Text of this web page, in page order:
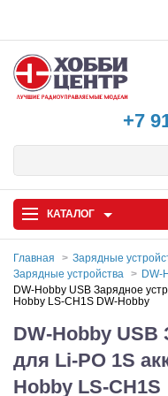
+7
КАТАЛОГ
Автомодели
Запчасти и аксессуары
Игрушки
Главная
Зарядные
Зарядные устройства
DW-
DW-Hobby USB Зарядное
Hobby LS-CH1S DW-Hobby
DW-Hobby USB
для Li-PO 1S
Hobby LS-CH1S